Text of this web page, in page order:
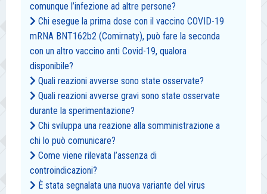
comunque l’infezione ad altre persone?
Chi esegue la prima dose con il vaccino COVID-19
mRNA BNT162b2 (Comirnaty), può fare la seconda
con un altro vaccino anti Covid-19, qualora
disponibile?
Quali reazioni avverse sono state osservate?
Quali reazioni avverse gravi sono state osservate
durante la sperimentazione?
Chi sviluppa una reazione alla somministrazione a
chi lo può comunicare?
Come viene rilevata l’assenza di
controindicazioni?
È stata segnalata una nuova variante del virus